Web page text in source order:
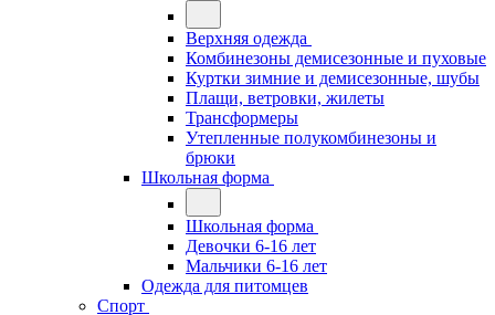
Верхняя одежда
Комбинезоны демисезонные и пуховые
Куртки зимние и демисезонные, шубы
Плащи, ветровки, жилеты
Трансформеры
Утепленные полукомбинезоны и
брюки
Школьная форма
Школьная форма
Девочки 6-16 лет
Мальчики 6-16 лет
Одежда для питомцев
Спорт